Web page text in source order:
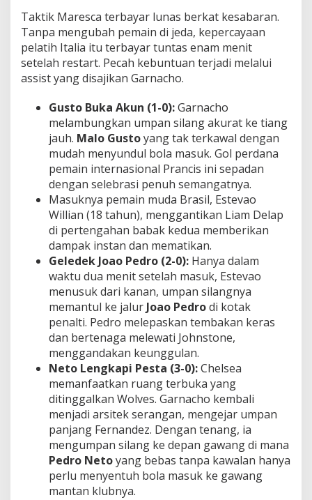
Taktik Maresca terbayar lunas berkat kesabaran.
Tanpa mengubah pemain di jeda, kepercayaan
pelatih Italia itu terbayar tuntas enam menit
setelah restart. Pecah kebuntuan terjadi melalui
assist yang disajikan Garnacho.
Gusto Buka Akun (1-0):Garnacho
melambungkan umpan silang akurat ke tiang
jauh. Malo Gustoyang tak terkawal dengan
mudah menyundul bola masuk. Gol perdana
pemain internasional Prancis ini sepadan
dengan selebrasi penuh semangatnya.
Masuknya pemain muda Brasil, Estevao
Willian (18 tahun), menggantikan Liam Delap
di pertengahan babak kedua memberikan
dampak instan dan mematikan.
Geledek Joao Pedro (2-0): Hanya dalam
waktu dua menit setelah masuk, Estevao
menusuk dari kanan, umpan silangnya
memantul ke jalur Joao Pedrodi kotak
penalti. Pedro melepaskan tembakan keras
dan bertenaga melewati Johnstone,
menggandakan keunggulan.
Neto Lengkapi Pesta (3-0):Chelsea
memanfaatkan ruang terbuka yang
ditinggalkan Wolves. Garnacho kembali
menjadi arsitek serangan, mengejar umpan
panjang Fernandez. Dengan tenang, ia
mengumpan silang ke depan gawang di mana
Pedro Netoyang bebas tanpa kawalan hanya
perlu menyentuh bola masuk ke gawang
mantan klubnya.